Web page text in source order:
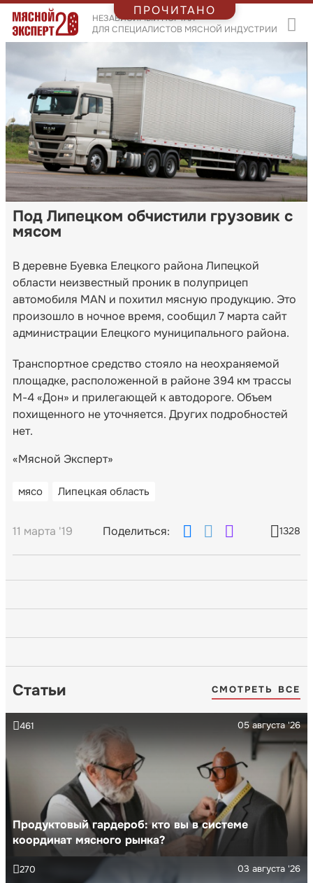
НЕЗАВИСИМЫЙ ПОРТАЛ
ДЛЯ СПЕЦИАЛИСТОВ МЯСНОЙ ИНДУСТРИИ
Под Липецком обчистили грузовик с
мясом
В деревне Буевка Елецкого района Липецкой
области неизвестный проник в полуприцеп
автомобиля MAN и похитил мясную продукцию. Это
произошло в ночное время, сообщил 7 марта сайт
администрации Елецкого муниципального района.
Транспортное средство стояло на неохраняемой
площадке, расположенной в районе 394 км трассы
М-4 «Дон» и прилегающей к автодороге. Объем
похищенного не уточняется. Других подробностей
нет.
«Мясной Эксперт»
мясо Липецкая область
11 марта '19 Поделиться: 1328
Статьи СМОТРЕТЬ ВСЕ
Продуктовый гардероб: кто вы в системе
координат мясного рынка?
05 августа '26
461
03 августа '26
270
ПРОЧИТАНО